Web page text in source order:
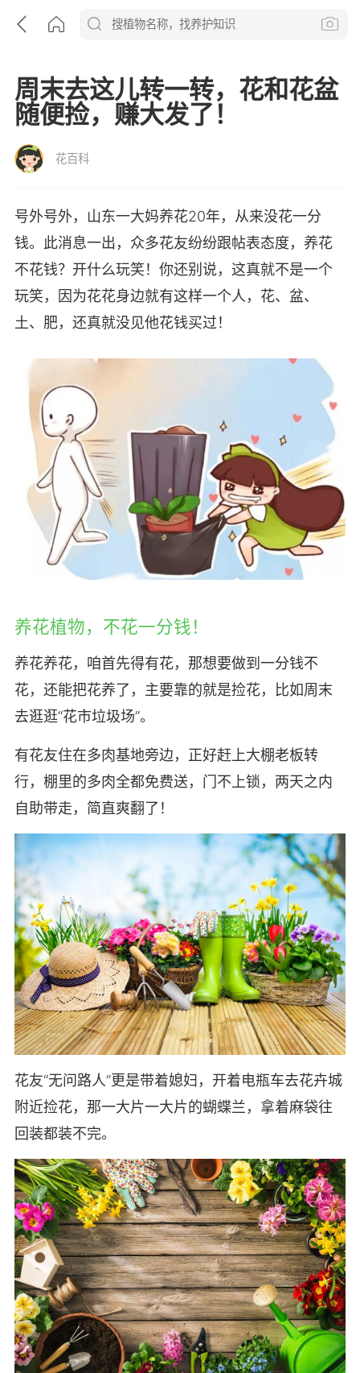
周末去这儿转一转，花和花盆
随便捡，赚大发了！
花百科
号外号外，山东一大妈养花20年，从来没花一分
钱。此消息一出，众多花友纷纷跟帖表态度，养花
不花钱？开什么玩笑！你还别说，这真就不是一个
玩笑，因为花花身边就有这样一个人，花、盆、
土、肥，还真就没见他花钱买过！
养花植物，不花一分钱！
养花养花，咱首先得有花，那想要做到一分钱不
花，还能把花养了，主要靠的就是捡花，比如周末
去逛逛“花市垃圾场”。
有花友住在多肉基地旁边，正好赶上大棚老板转
行，棚里的多肉全都免费送，门不上锁，两天之内
自助带走，简直爽翻了！
花友“无问路人”更是带着媳妇，开着电瓶车去花卉城
附近捡花，那一大片一大片的蝴蝶兰，拿着麻袋往
回装都装不完。